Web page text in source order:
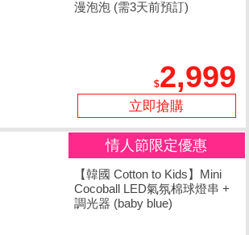
漫泡泡 (需3天前預訂)
2,999
立即搶購
情人節限定優惠
【韓國 Cotton to Kids】Mini
Cocoball LED氣氛棉球燈串 +
調光器 (baby blue)